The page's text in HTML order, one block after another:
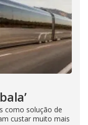
como solução de
custar muito mais